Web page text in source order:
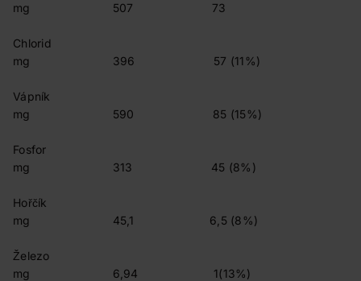
mg 507 73
Chlorid
mg 396 57 (11%)
Vápník
mg 590 85 (15%)
Fosfor
mg 313 45 (8%)
Hořčík
mg 45,1 6,5 (8%)
Železo
mg 6,94 1(13%)